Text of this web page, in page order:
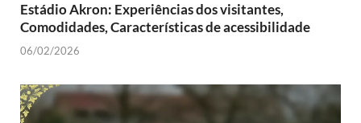
Estádio Akron: Experiências dos visitantes,
Comodidades, Características de acessibilidade
06/02/2026